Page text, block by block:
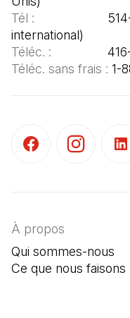
Tél :
Téléc. :
Téléc. sans frais : 1-
À propos
Qui sommes-nous
Ce que nous faisons